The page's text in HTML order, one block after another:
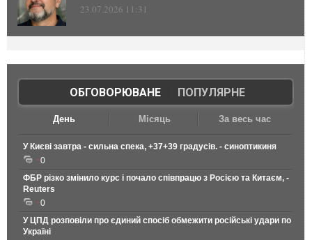
23.07.2026 11:31
ОБГОВОРЮВАНЕ| ПОПУЛЯРНЕ
День Місяць За весь час
У Києві завтра - сильна спека, +37+39 градусів. - синоптикиня
0
ФБР різко змінило курс і почало співпрацю з Росією та Китаєм, -
Reuters
0
У ЦПД розповіли про єдиний спосіб обмежити російські удари по
Україні